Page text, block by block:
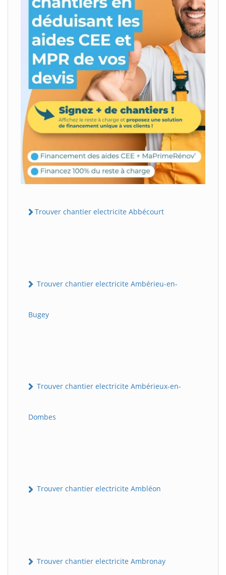
Trouver chantier electricite Abbécourt
Trouver chantier electricite Ambérieu-en-
Bugey
Trouver chantier electricite Ambérieux-en-
Dombes
Trouver chantier electricite Ambléon
Trouver chantier electricite Ambronay